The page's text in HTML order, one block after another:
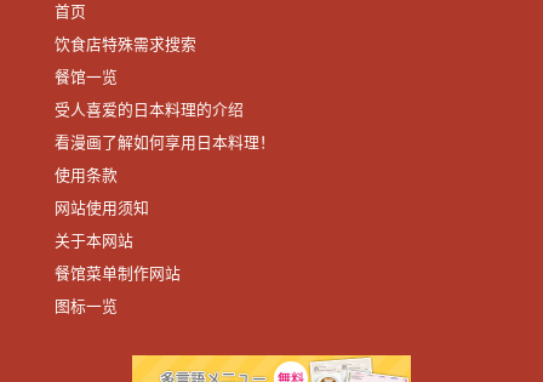
首页
饮食店特殊需求搜索
餐馆一览
受人喜爱的日本料理的介绍
看漫画了解如何享用日本料理！
使用条款
网站使用须知
关于本网站
餐馆菜单制作网站
图标一览